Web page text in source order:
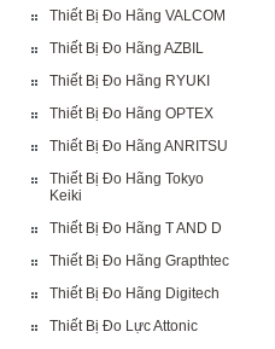
Thiết Bị Đo Hãng VALCOM
Thiết Bị Đo Hãng AZBIL
Thiết Bị Đo Hãng RYUKI
Thiết Bị Đo Hãng OPTEX
Thiết Bị Đo Hãng ANRITSU
Thiết Bị Đo Hãng Tokyo
Keiki
Thiết Bị Đo Hãng T AND D
Thiết Bị Đo Hãng Grapthtec
Thiết Bị Đo Hãng Digitech
Thiết Bị Đo Lực Attonic